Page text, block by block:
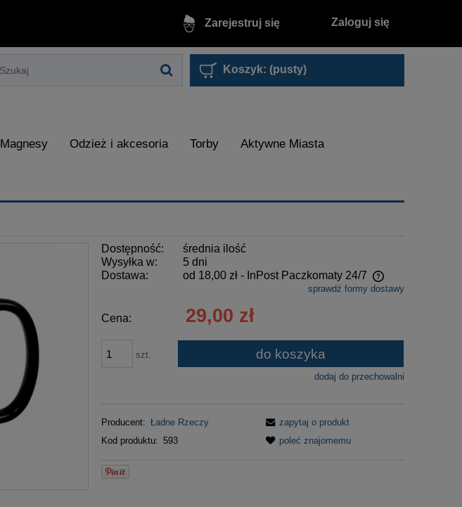
Zarejestruj się Zaloguj się
Koszyk: (pusty)
Magnesy Odzież i akcesoria Torby Aktywne Miasta
Dostępność:
średnia ilość
Wysyłka w:
5 dni
Dostawa:
od 18,00 zł - InPost Paczkomaty 24/7
Cena nie zawiera ewentualnych kosztów
płatności
sprawdź formy dostawy
Cena: 29,00 zł
szt. do koszyka
dodaj do przechowalni
Producent: Ładne Rzeczy
Kod produktu: 593
zapytaj o produkt
poleć znajomemu